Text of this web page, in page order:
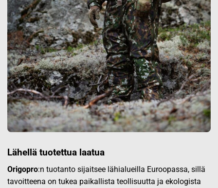
Lähellä tuotettua laatua
Origopro:n tuotanto sijaitsee lähialueilla Euroopassa, sillä
tavoitteena on tukea paikallista teollisuutta ja ekologista